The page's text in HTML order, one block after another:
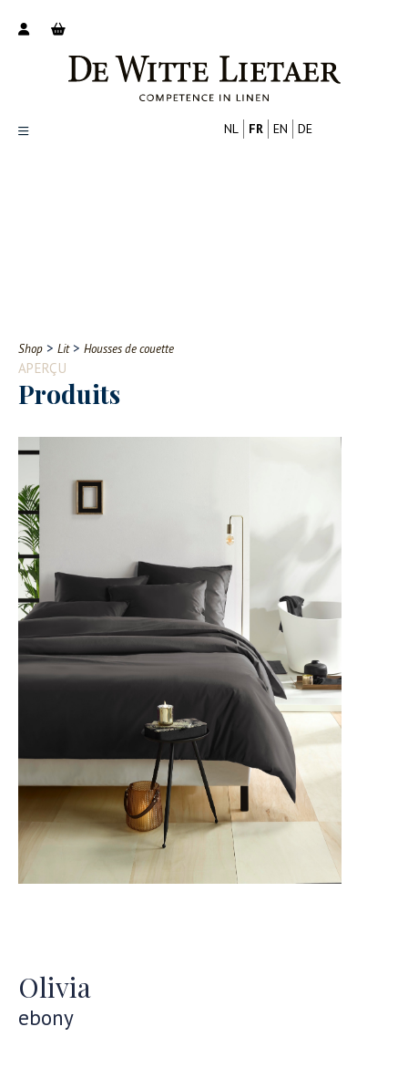
Contact
NL FR EN DE
Shop > Lit> Housses de couette
APERÇU
Produits
Olivia
ebony